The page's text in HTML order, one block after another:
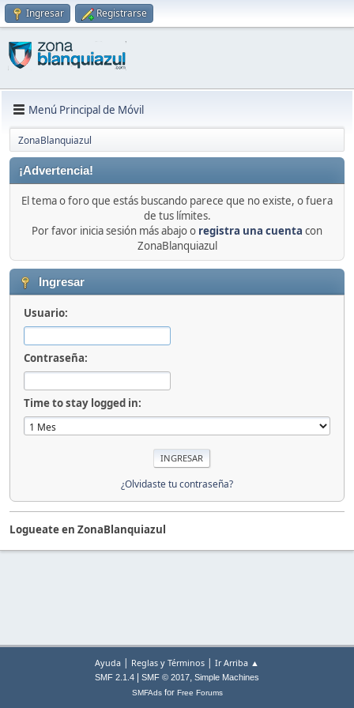
Ingresar Registrarse
Menú Principal de Móvil
ZonaBlanquiazul
¡Advertencia!
El tema o foro que estás buscando parece que no existe, o fuera
de tus límites.
Por favor inicia sesión más abajo o registra una cuenta con
ZonaBlanquiazul
Ingresar
Usuario:
Contraseña:
Time to stay logged in:
¿Olvidaste tu contraseña?
Logueate en ZonaBlanquiazul
Ayuda | Reglas y Términos | Ir Arriba ▲
SMF 2.1.4 SMF © 2017, Simple Machines
SMFAdsfor Free Forums